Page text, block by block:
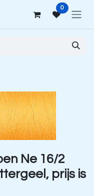
0
Ne 16/2
prijs is